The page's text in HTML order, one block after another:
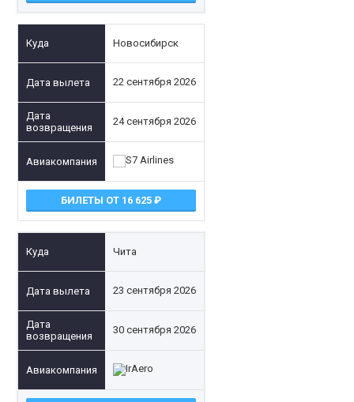
Новосибирск
22 сентября 2026
24 сентября 2026
БИЛЕТЫ ОТ 16 625
Чита
23 сентября 2026
30 сентября 2026